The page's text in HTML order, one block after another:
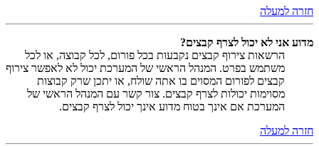
חזרה למעלה
מדוע אני לא יכול לצרף קבצים?
הרשאות צירוף קבצים נקבעות בכל פורום, לכל קבוצה, או לכל
משתמש בפרט. המנהל הראשי של המערכת יכול לא לאפשר צירוף
קבצים לפורום המסוים בו אתה שולח, או יתכן שרק קבוצות
מסוימות יכולות לצרף קבצים. צור קשר עם המנהל הראשי של
המערכת אם אינך בטוח מדוע אינך יכול לצרף קבצים.
חזרה למעלה